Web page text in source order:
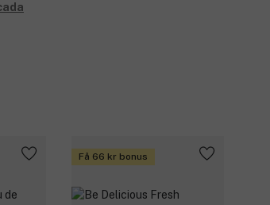
Få 66 kr bonus